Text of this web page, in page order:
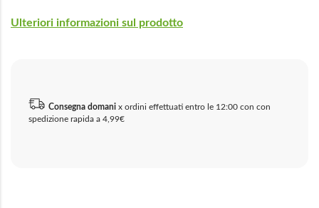
Ulteriori informazioni sul prodotto
Consegna domani x ordini effettuati entro le 12:00 con con
spedizione rapida a 4,99€